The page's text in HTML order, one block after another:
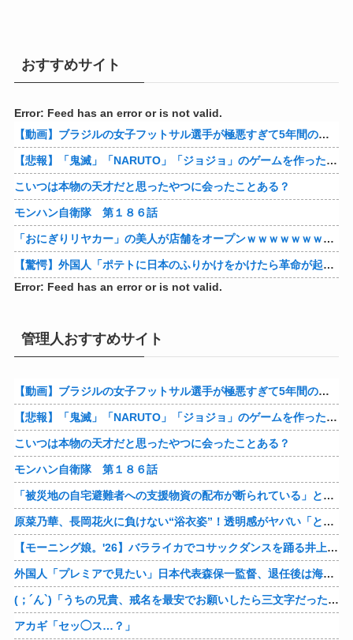
おすすめサイト
Error: Feed has an error or is not valid.
【動画】ブラジルの女子フットサル選手が極悪すぎて5年間の出場停止処分に。
【悲報】「鬼滅」「NARUTO」「ジョジョ」のゲームを作った会社の取締役、ジャンプ垢にブロックされてしまうｗｗｗｗ
こいつは本物の天才だと思ったやつに会ったことある？
モンハン自衛隊 第１８６話
「おにぎりリヤカー」の美人が店舗をオープンｗｗｗｗｗｗｗｗｗｗｗｗ
【驚愕】外国人「ポテトに日本のふりかけをかけたら革命が起きた」→世界中で中毒者が続出w
Error: Feed has an error or is not valid.
管理人おすすめサイト
【動画】ブラジルの女子フットサル選手が極悪すぎて5年間の出場停止処分に。
【悲報】「鬼滅」「NARUTO」「ジョジョ」のゲームを作った会社の取締役、ジャンプ垢にブロックされてしまうｗｗｗｗ
こいつは本物の天才だと思ったやつに会ったことある？
モンハン自衛隊 第１８６話
「被災地の自宅避難者への支援物資の配布が断られている」とあっち系が猛批判、『至れり尽くせり』の実態はこれだ！と訴えており……
原菜乃華、長岡花火に負けない“浴衣姿”！透明感がヤバい「とびきりに綺麗です…！」【画像】
【モーニング娘。'26】バラライカでコサックダンスを踊る井上春華、めっちゃ上手い
外国人「プレミアで見たい」日本代表森保一監督、退任後は海外クラブの監督挑戦か!?「視野には入れています」制度上は欧州での監督就任が可能【海外の反応】
(；´ん`)「うちの兄貴、戒名を最安でお願いしたら三文字だったわ」
アカギ「セッ◯ス…？」